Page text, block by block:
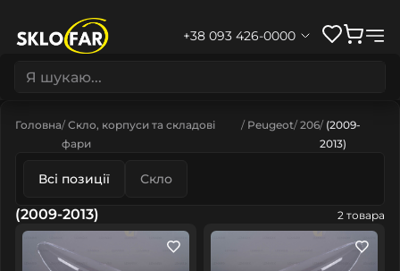
+38 093 426-0000
Головна Скло, корпуси та складові
фари
Peugeot 206 (2009-
2013)
Всі позиції Скло
(2009-2013) 2 товара